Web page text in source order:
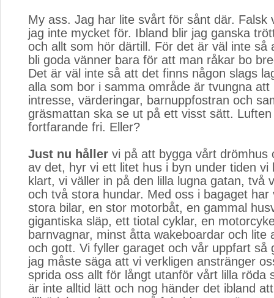
My ass. Jag har lite svårt för sånt där. Falsk
jag inte mycket för. Ibland blir jag ganska
och allt som hör därtill. För det är väl inte så
bli goda vänner bara för att man råkar bo
Det är väl inte så att det finns någon slags
alla som bor i samma område är tvungna att
intresse, värderingar, barnuppfostran och
gräsmattan ska se ut på ett visst sätt.
fortfarande fri. Eller?
Just nu håller vi på att bygga vårt drömhus
av det, hyr vi ett litet hus i byn under tiden vi
klart, vi väller in på den lilla lugna gatan, två
och två stora hundar. Med oss i bagaget har
stora bilar, en stor motorbåt, en gammal
gigantiska släp, ett tiotal cyklar, en
barnvagnar, minst åtta wakeboardar och lite
och gott. Vi fyller garaget och vår uppfart så
jag måste säga att vi verkligen anstränger
sprida oss allt för långt utanför vårt lilla röda
är inte alltid lätt och nog händer det ibland